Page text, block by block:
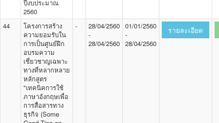
ปีงบประมาณ
2560
44
โครงการสร้าง
ความยอมรับใน
การเป็นศูนย์ฝึก
อบรมความ
เชี่ยวชาญเฉพาะ
ทางที่หลากหลาย
หลักสูตร
"เทคนิคการใช้
ภาษาอังกฤษเพื่อ
การสื่อสารทาง
ธุรกิจ (Some
-
28/04/2560
-
28/04/2560
01/01/2560
-
28/04/2560
รายละเอียด